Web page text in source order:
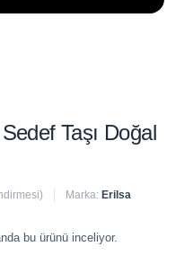
Sedef Taşı Doğal
Marka: Erilsa
bu ürünü inceliyor.